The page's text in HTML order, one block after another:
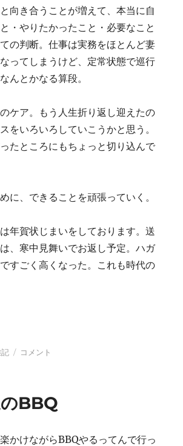
向き合うことが増えて、本当に自
・やりたかったこと・必要なこと
の判断。仕事は実務をほとんど妻
ってしまうけど、定常状態で巡行
んとかなる算段。
ケア。もう人生折り返し迎えたの
をいろいろしていこうかと思う。
たところにもちょっと切り込んで
に、できることを頑張っていく。
年賀状じまいをしております。送
、寒中見舞いでお返し予定。ハガ
すごく高くなった。これも時代の
2026
コメント
BBQ
かけながらBBQやるってんで行っ